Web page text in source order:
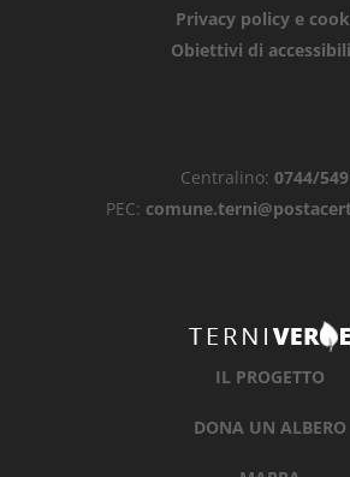
Privacy policy e
Obiettivi di
Centralino: 0744/
PEC:
IL PROGETTO
DONA UN ALBERO